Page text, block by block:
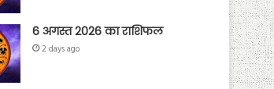
6 अगस्त 2026 का राशिफल
2 days ago